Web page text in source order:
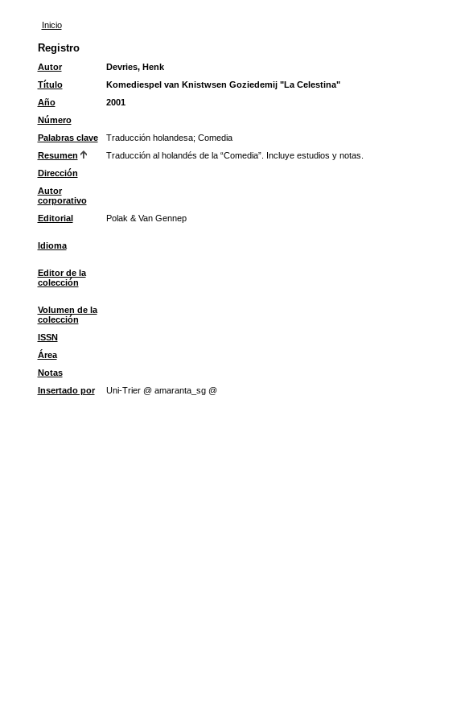
Inicio
Registro
Autor
Devries, Henk
Título
Komediespel van Knistwsen Goziedemij "La Celestina"
Año
2001
Número
Palabras clave
Traducción holandesa; Comedia
Resumen
Traducción al holandés de la “Comedia”. Incluye estudios y notas.
Dirección
Autor
corporativo
Editorial Polak & Van Gennep
Idioma
Editor de la
colección
Volumen de la
colección
ISSN
Área
Notas
Insertado por
Uni-Trier @ amaranta_sg @